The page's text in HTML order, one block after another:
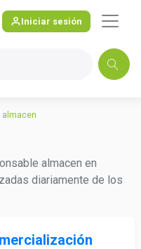
Iniciar sesión
almacen
almacen en
diariamente de los